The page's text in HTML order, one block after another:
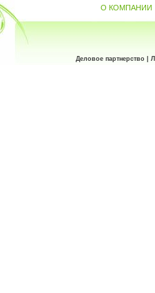
О КОМПАНИИ
Деловое партнерство |